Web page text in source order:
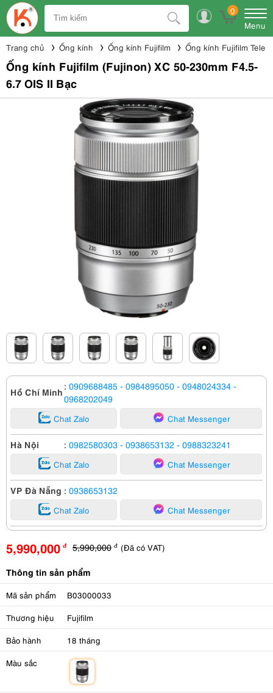
0
Menu
Trang chủ Ống kính Ống kính Fujifilm Ống kính Fujifilm Tele
Ống kính Fujifilm (Fujinon) XC 50-230mm F4.5-
6.7 OIS II Bạc
Hồ Chí Minh : 0909688485 - 0984895050 - 0948024334 -
0968202049
Chat Zalo Chat Messenger
Hà Nội : 0982580303 - 0938653132 - 0988323241
Chat Zalo Chat Messenger
VP Đà Nẵng : 0938653132
Chat Zalo Chat Messenger
5,990,000 đ 5,990,000 đ (Đã có VAT)
Thông tin sản phẩm
Mã sản phẩm B03000033
Thương hiệu Fujifilm
Bảo hành 18 tháng
Màu sắc